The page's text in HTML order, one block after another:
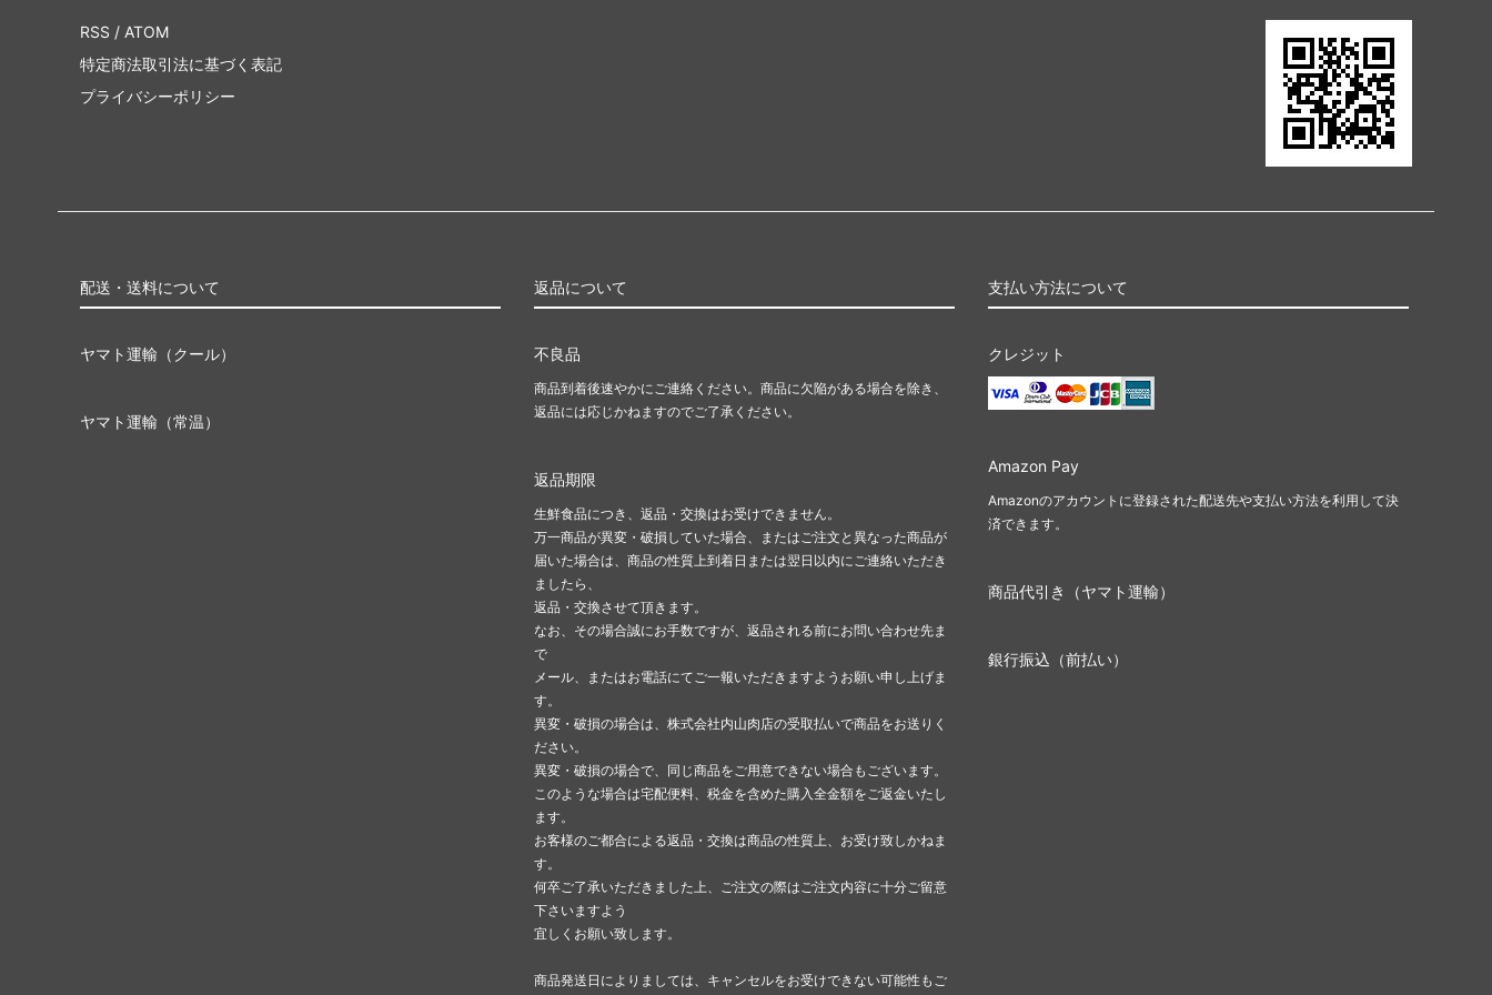
RSS / ATOM
特定商法取引法に基づく表記
プライバシーポリシー
配送・送料について
ヤマト運輸（クール）
ヤマト運輸（常温）
返品について
不良品
商品到着後速やかにご連絡ください。商品に欠陥がある場合を除き、
返品には応じかねますのでご了承ください。
返品期限
生鮮食品につき、返品・交換はお受けできません。
万一商品が異変・破損していた場合、またはご注文と異なった商品が
届いた場合は、商品の性質上到着日または翌日以内にご連絡いただき
ましたら、
返品・交換させて頂きます。
なお、その場合誠にお手数ですが、返品される前にお問い合わせ先ま
で
メール、またはお電話にてご一報いただきますようお願い申し上げま
す。
異変・破損の場合は、株式会社内山肉店の受取払いで商品をお送りく
ださい。
異変・破損の場合で、同じ商品をご用意できない場合もございます。
このような場合は宅配便料、税金を含めた購入全金額をご返金いたし
ます。
お客様のご都合による返品・交換は商品の性質上、お受け致しかねま
す。
何卒ご了承いただきました上、ご注文の際はご注文内容に十分ご留意
下さいますよう
宜しくお願い致します。
商品発送日によりましては、キャンセルをお受けできない可能性もご
支払い方法について
クレジット
Amazon Pay
Amazonのアカウントに登録された配送先や支払い方法を利用して決
済できます。
商品代引き（ヤマト運輸）
銀行振込（前払い）